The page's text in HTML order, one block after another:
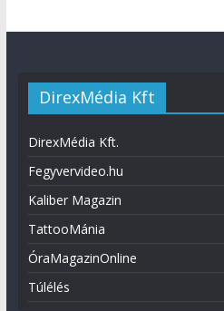
DirexMédia Kft
DirexMédia Kft.
Fegyvervideo.hu
Kaliber Magazin
TattooMánia
ÓraMagazinOnline
Túlélés